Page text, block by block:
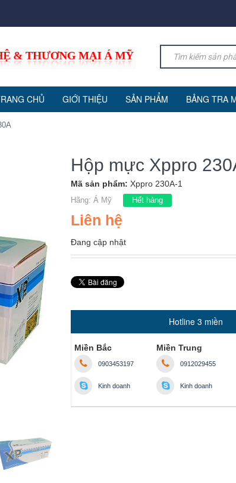
CHỦ GIỚI THIỆU SẢN PHẨM BẢNG TRA
Hộp mực Xppro
Mã sản phẩm: Xppro 230A-1
Hãng: Á Mỹ Hết hàng
Liên hệ
Đang cập nhật
Hotline 3 miền
Miền Bắc
0903453197
Kinh doanh
Miền Trung
0912029455
Kinh doanh